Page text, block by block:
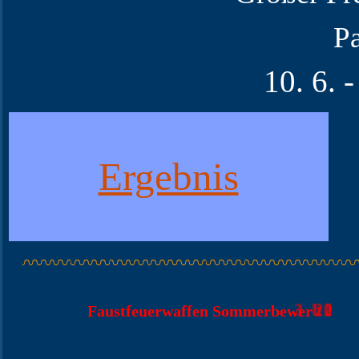
10. 6.
Ergebnis
Faustfeuerwaffen Sommerbewerb 2023